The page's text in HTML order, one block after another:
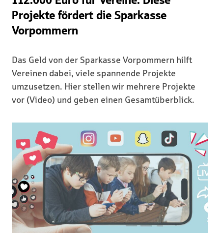
Projekte fördert die Sparkasse
Vorpommern
Das Geld von der Sparkasse Vorpommern hilft
Vereinen dabei, viele spannende Projekte
umzusetzen. Hier stellen wir mehrere Projekte
vor (Video) und geben einen Gesamtüberblick.